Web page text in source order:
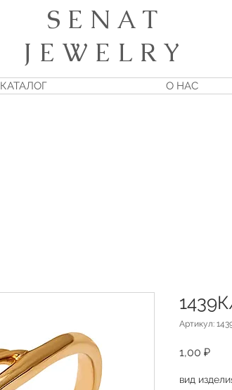
S E N A T
J E W E L R Y
КАТАЛОГ О НАС
Артикул:
1,00 ₽Цена
вид